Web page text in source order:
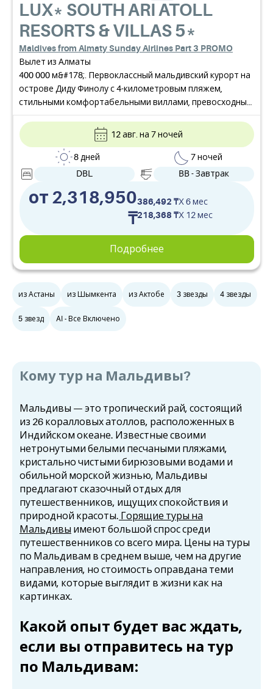
LUX* SOUTH ARI ATOLL
RESORTS & VILLAS5*
Maldives from Almaty Sunday Airlines Part 3 PROMO
Вылет из Алматы
400 000 м&#178;. Первоклассный мальдивский курорт на
острове Диду Финолу с 4-километровым пляжем,
стильными комфортабельными виллами, превосходным
обслуживанием и развитой инфраструктурой. Отлично
подойдет и для романтического путешествия, и для
отдыха с детьми.
от 2,318,950
₸
386,492 ₸X 6 мес
218,368 ₸X 12 мес
12 авг. на 7 ночей
8 дней
7 ночей
DBL
BB - Завтрак
Подробнее
из Астаны из Шымкента из Актобе 3 звезды 4 звезды
5 звезд AI - Все Включено
Кому тур на Мальдивы?
Мальдивы — это тропический рай, состоящий
из 26 коралловых атоллов, расположенных в
Индийском океане. Известные своими
нетронутыми белыми песчаными пляжами,
кристально чистыми бирюзовыми водами и
обильной морской жизнью, Мальдивы
предлагают сказочный отдых для
путешественников, ищущих спокойствия и
природной красоты. Горящие туры на
Мальдивы имеют большой спрос среди
путешественников со всего мира. Цены на туры
по Мальдивам в среднем выше, чем на другие
направления, но стоимость оправдана теми
видами, которые выглядит в жизни как на
картинках.
Какой опыт будет вас ждать,
если вы отправитесь на тур
по Мальдивам: